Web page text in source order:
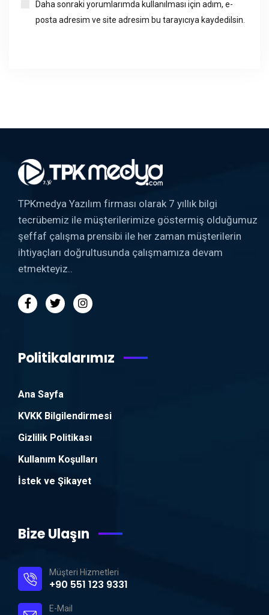
Daha sonraki yorumlarımda kullanılması için adım, e-
posta adresim ve site adresim bu tarayıcıya kaydedilsin.
TPKmedya Yazılım firması olarak 7 yıllık bilgi
tecrübemiz ile müşterilerimize göstermiş olduğumuz
şeffaf çalışma prensibi ile her zaman müşterilerin
ihtiyaçları doğrultusunda çalışmamıza devam
etmekteyiz..
Politikalarımız
Ana Sayfa
KVKK Bilgilendirmesi
Gizlilik Politikası
Kullanım Koşulları
İstek ve Şikayet
Bize Ulaşın
Müşteri Hizmetleri
+90 551 123 9331
E-Mail